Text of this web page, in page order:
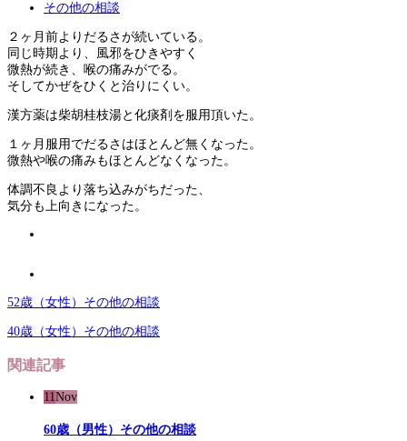
その他の相談
２ヶ月前よりだるさが続いている。
同じ時期より、風邪をひきやすく
微熱が続き、喉の痛みがでる。
そしてかぜをひくと治りにくい。
漢方薬は柴胡桂枝湯と化痰剤を服用頂いた。
１ヶ月服用でだるさはほとんど無くなった。
微熱や喉の痛みもほとんどなくなった。
体調不良より落ち込みがちだった、
気分も上向きになった。
52歳（女性）その他の相談
40歳（女性）その他の相談
関連記事
11 Nov
60歳（男性）その他の相談